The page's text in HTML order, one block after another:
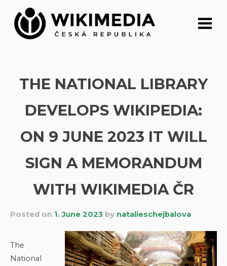
content
THE NATIONAL LIBRARY
DEVELOPS WIKIPEDIA:
ON 9 JUNE 2023 IT WILL
SIGN A MEMORANDUM
WITH WIKIMEDIA ČR
Posted on 1. June 2023 by natalieschejbalova
The
National